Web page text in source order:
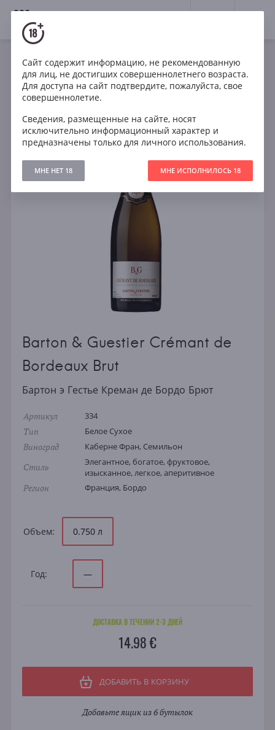
18+
Игристое Белое Сухое
Франция
Barton & Guestier Crémant de Bordeaux Brut
Barton & Guestier Crémant de
Bordeaux Brut
Бартон э Гестье Креман де Бордо Брют
Артикул 334
Тип Белое Сухое
Виноград Каберне Фран, Семильон
Стиль
Элегантное, богатое, фруктовое,
изысканное, легкое, аперитивное
Регион Франция, Бордо
Объем: 0.750 л
Год: —
ДОСТАВКА В ТЕЧЕНИИ 2-3 ДНЕЙ
14.98 €
ДОБАВИТЬ В КОРЗИНУ
Добавьте ящик из 6 бутылок
Сайт содержит информацию, не рекомендованную
для лиц, не достигших совершеннолетнего возраста.
Для доступа на сайт подтвердите, пожалуйста, свое
совершеннолетие.
Сведения, размещенные на сайте, носят
исключительно информационный характер и
предназначены только для личного использования.
МНЕ НЕТ 18 МНЕ ИСПОЛНИЛОСЬ 18